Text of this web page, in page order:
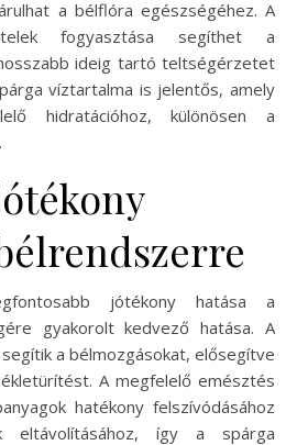
a bélflóra egészségéhez. A
fogyasztása segíthet a
ideig tartó teltségérzetet
víztartalma is jelentős, amely
hidratációhoz, különösen a
jótékony hatása a
gyakorolt kedvező hatása. A
a bélmozgásokat, elősegítve
A megfelelő emésztés
hatékony felszívódásához
eltávolításához, így a spárga